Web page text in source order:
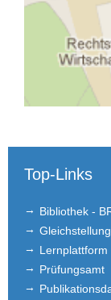
Top-Links
Bibliothek -
Lernplattform
Prüfungsamt